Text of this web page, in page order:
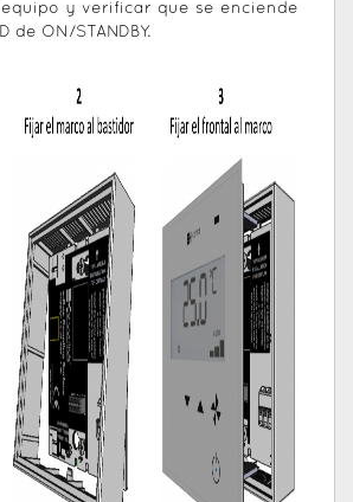
equipo y verificar que se enciende
de ON/STANDBY.